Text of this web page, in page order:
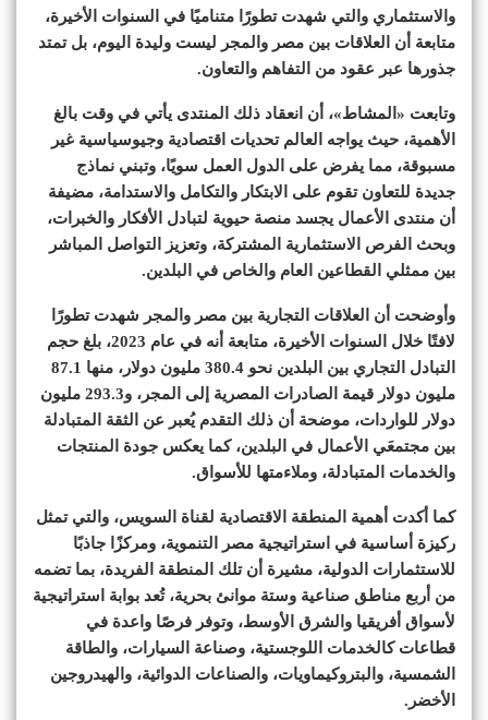
والاستثماري والتي شهدت تطورًا متناميًا في السنوات الأخيرة،
متابعة أن العلاقات بين مصر والمجر ليست وليدة اليوم، بل تمتد
جذورها عبر عقود من التفاهم والتعاون.
وتابعت «المشاط»، أن انعقاد ذلك المنتدى يأتي في وقت بالغ
الأهمية، حيث يواجه العالم تحديات اقتصادية وجيوسياسية غير
مسبوقة، مما يفرض على الدول العمل سويًا، وتبني نماذج
جديدة للتعاون تقوم على الابتكار والتكامل والاستدامة، مضيفة
أن منتدى الأعمال يجسد منصة حيوية لتبادل الأفكار والخبرات،
وبحث الفرص الاستثمارية المشتركة، وتعزيز التواصل المباشر
بين ممثلي القطاعين العام والخاص في البلدين.
وأوضحت أن العلاقات التجارية بين مصر والمجر شهدت تطورًا
لافتًا خلال السنوات الأخيرة، متابعة أنه في عام 2023، بلغ حجم
التبادل التجاري بين البلدين نحو 380.4 مليون دولار، منها 87.1
مليون دولار قيمة الصادرات المصرية إلى المجر، و293.3 مليون
دولار للواردات، موضحة أن ذلك التقدم يُعبر عن الثقة المتبادلة
بين مجتمعَي الأعمال في البلدين، كما يعكس جودة المنتجات
والخدمات المتبادلة، وملاءمتها للأسواق.
كما أكدت أهمية المنطقة الاقتصادية لقناة السويس، والتي تمثل
ركيزة أساسية في استراتيجية مصر التنموية، ومركزًا جاذبًا
للاستثمارات الدولية، مشيرة أن تلك المنطقة الفريدة، بما تضمه
من أربع مناطق صناعية وستة موانئ بحرية، تُعد بوابة استراتيجية
لأسواق أفريقيا والشرق الأوسط، وتوفر فرصًا واعدة في
قطاعات كالخدمات اللوجستية، وصناعة السيارات، والطاقة
الشمسية، والبتروكيماويات، والصناعات الدوائية، والهيدروجين
الأخضر.